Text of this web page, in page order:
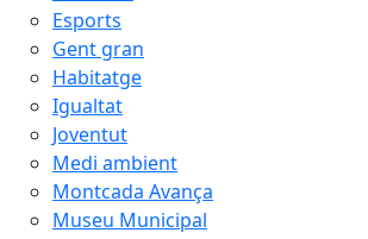
Esports
Gent gran
Habitatge
Igualtat
Joventut
Medi ambient
Montcada Avança
Museu Municipal